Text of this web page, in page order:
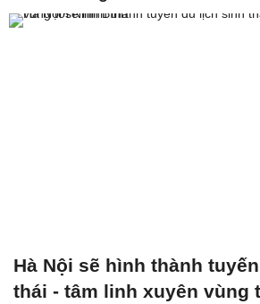
Hà Nội sẽ hình thành
thái - tâm linh xuyên vùng